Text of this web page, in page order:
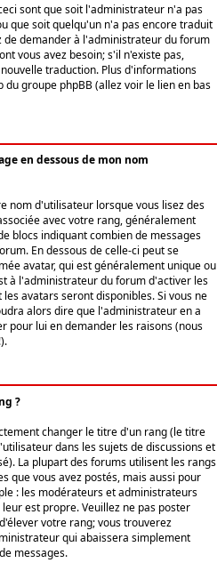
sont que soit l'administrateur n'a pas
que soit quelqu'un n'a pas encore traduit
de demander à l'administrateur du forum
vous avez besoin; s'il n'existe pas,
traduction. Plus d'informations
groupe phpBB (allez voir le lien en bas
en dessous de mon nom
nom d'utilisateur lorsque vous lisez des
avec votre rang, généralement
blocs indiquant combien de messages
En dessous de celle-ci peut se
avatar, qui est généralement unique ou
à l'administrateur du forum d'activer les
avatars seront disponibles. Si vous ne
alors dire que l'administrateur en a
pour lui en demander les raisons (nous
?
changer le titre d'un rang (le titre
dans les sujets de discussions et
La plupart des forums utilisent les rangs
que vous avez postés, mais aussi pour
: les modérateurs et administrateurs
est propre. Veuillez ne pas poster
votre rang; vous trouverez
qui abaissera simplement
messages.